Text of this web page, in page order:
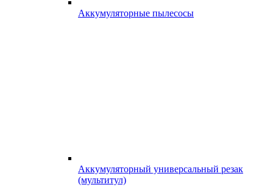
Аккумуляторные пылесосы
Аккумуляторный универсальный резак
(мультитул)